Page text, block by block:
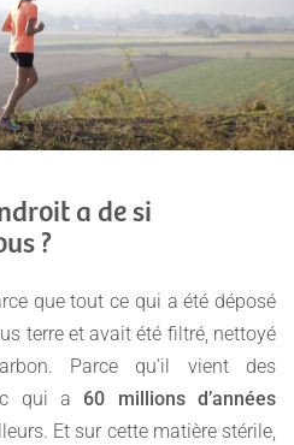
a de si
?
que tout ce qui a été déposé
terre et avait été filtré, nettoyé
Parce qu’il vient des
qui a 60 millions d’années
Et sur cette matière stérile,